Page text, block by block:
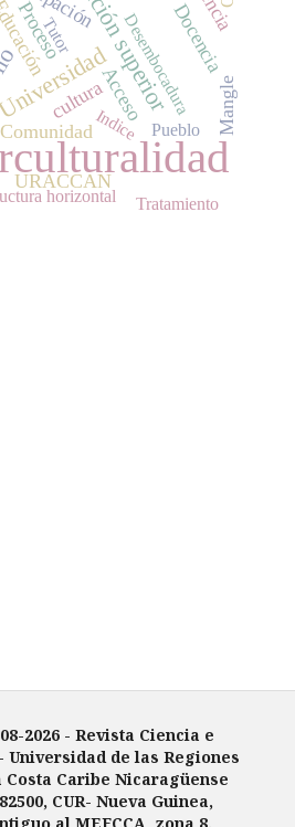
Acceso
Comunidad Mangle
Docencia
Proceso
cultura
URACCAN
Desembocadura
horizontal
Indice
Tutor
Tratamiento
Pueblo
2026 - Revista Ciencia e
Universidad de las Regiones
Caribe Nicaragüense
CUR- Nueva Guinea,